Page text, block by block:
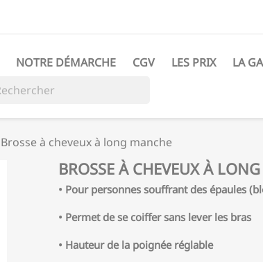
NOTRE DÉMARCHE CGV LES PRIX LA
Brosse à cheveux à long manche
BROSSE À CHEVEUX À
• Pour personnes souffrant des épaules
• Permet de se coiffer sans lever les bras
• Hauteur de la poignée réglable